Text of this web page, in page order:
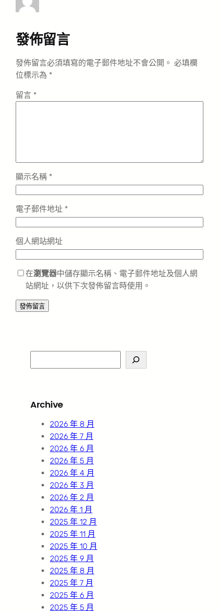
發佈留言
發佈留言必須填寫的電子郵件地址不會公開。 必填欄
位標示為 *
留言 *
顯示名稱 *
電子郵件地址 *
個人網站網址
在瀏覽器中儲存顯示名稱、電子郵件地址及個人網
站網址，以供下次發佈留言時使用。
e
c
Archive
2026 年 8 月
2026 年 7 月
2026 年 6 月
2026 年 5 月
2026 年 4 月
2026 年 3 月
2026 年 2 月
2026 年 1 月
2025 年 12 月
2025 年 11 月
2025 年 10 月
2025 年 9 月
2025 年 8 月
2025 年 7 月
2025 年 6 月
2025 年 5 月